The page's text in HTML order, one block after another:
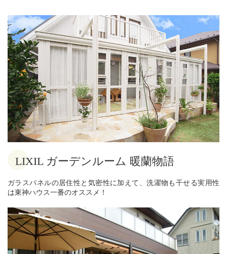
LIXIL ガーデンルーム 暖蘭物語
ガラスパネルの居住性と気密性に加えて、洗濯物も干せる実用性
は東神ハウス一番のオススメ！